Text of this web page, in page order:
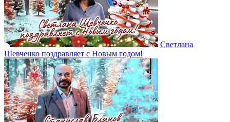
Светлана
Шевченко поздравляет с Новым годом!